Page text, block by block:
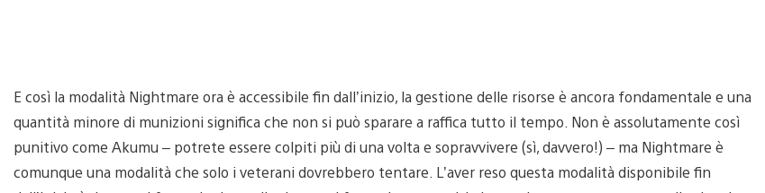
E così la modalità Nightmare ora è accessibile fin dall’inizio, la gestione delle risorse è ancora fondamentale e una
quantità minore di munizioni significa che non si può sparare a raffica tutto il tempo. Non è assolutamente così
punitivo come Akumu – potrete essere colpiti più di una volta e sopravvivere (sì, davvero!) – ma Nightmare è
comunque una modalità che solo i veterani dovrebbero tentare. L’aver reso questa modalità disponibile fin